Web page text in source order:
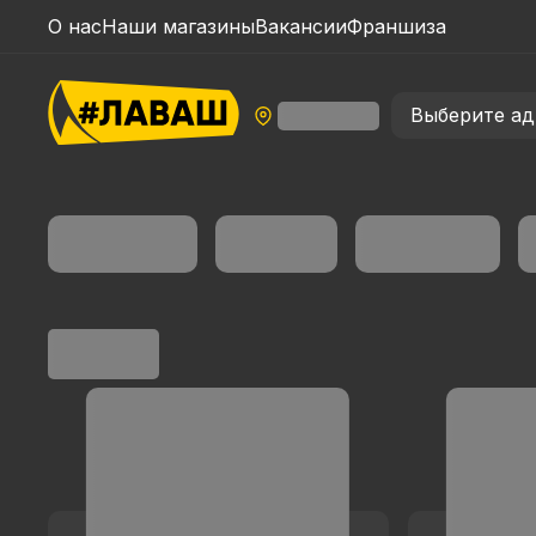
О насНаши магазиныВакансииФраншиза
Выберите